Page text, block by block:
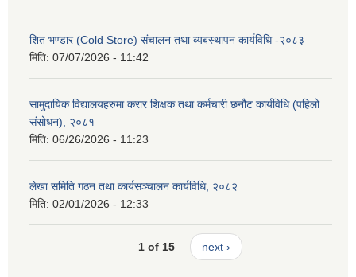
शित भण्डार (Cold Store) संचालन तथा ब्यबस्थापन कार्यविधि -२०८३
मिति: 07/07/2026 - 11:42
सामुदायिक विद्यालयहरुमा करार शिक्षक तथा कर्मचारी छनौट कार्यविधि (पहिलो
संसोधन), २०८१
मिति: 06/26/2026 - 11:23
लेखा समिति गठन तथा कार्यसञ्चालन कार्यविधि, २०८२
मिति: 02/01/2026 - 12:33
1 of 15 next ›